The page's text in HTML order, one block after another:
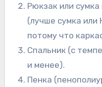
Рюкзак или
(лучше сумка или
потому что
Спальник (с
и менее).
Пенка